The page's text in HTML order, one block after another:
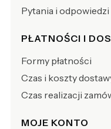
Pytania i odpowiedzi
PŁATNOŚCI I
Formy płatności
Czas i koszty
Czas realizacji
MOJE KONTO